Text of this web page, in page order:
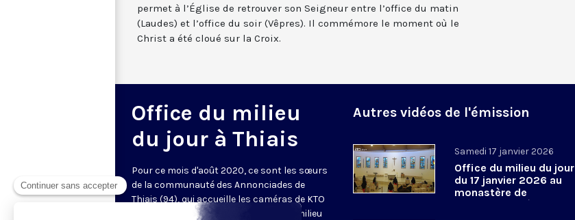
permet à l’Église de retrouver son Seigneur entre l’office du matin
(Laudes) et l’office du soir (Vêpres). Il commémore le moment où le
Christ a été cloué sur la Croix.
Office du milieu
du jour à Thiais
Pour ce mois d'août 2020, ce sont les sœurs
de la communauté des Annonciades de
Thiais (94), qui accueille les caméras de KTO
pour les laudes à 07h00 et l'office du milieu
Autres vidéos de l'émission
Samedi 17 janvier 2026
Office du milieu du jour
du 17 janvier 2026 au
monastère de
l’Annonciade, à Thiais